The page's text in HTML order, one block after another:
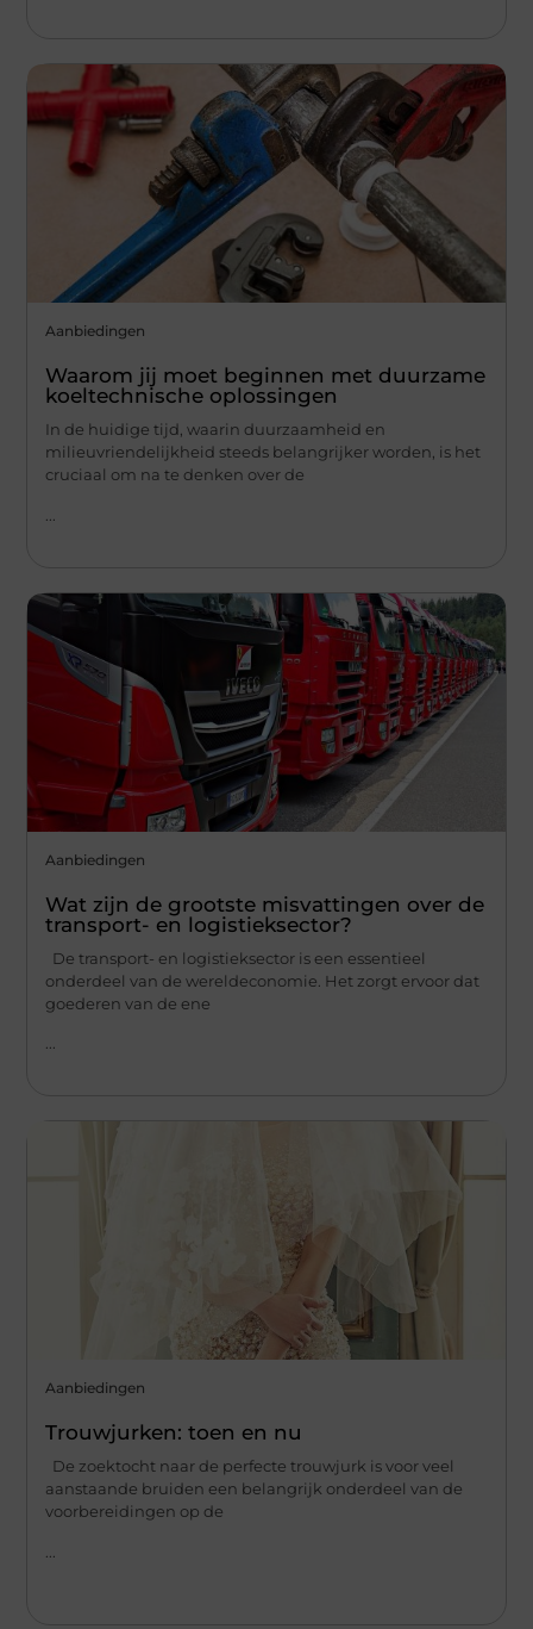
Aanbiedingen
Waarom jij moet beginnen met duurzame
koeltechnische oplossingen
In de huidige tijd, waarin duurzaamheid en
milieuvriendelijkheid steeds belangrijker worden, is het
cruciaal om na te denken over de
Aanbiedingen
Wat zijn de grootste misvattingen over de
transport- en logistieksector?
De transport- en logistieksector is een essentieel
onderdeel van de wereldeconomie. Het zorgt ervoor dat
goederen van de ene
Aanbiedingen
Trouwjurken: toen en nu
De zoektocht naar de perfecte trouwjurk is voor veel
aanstaande bruiden een belangrijk onderdeel van de
voorbereidingen op de